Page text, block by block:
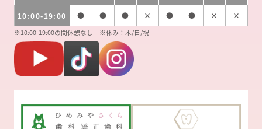
10:00-19:00 ● ● ● × ● ● × ×
※10:00-19:00の間休憩なし ※休み：木/日/祝